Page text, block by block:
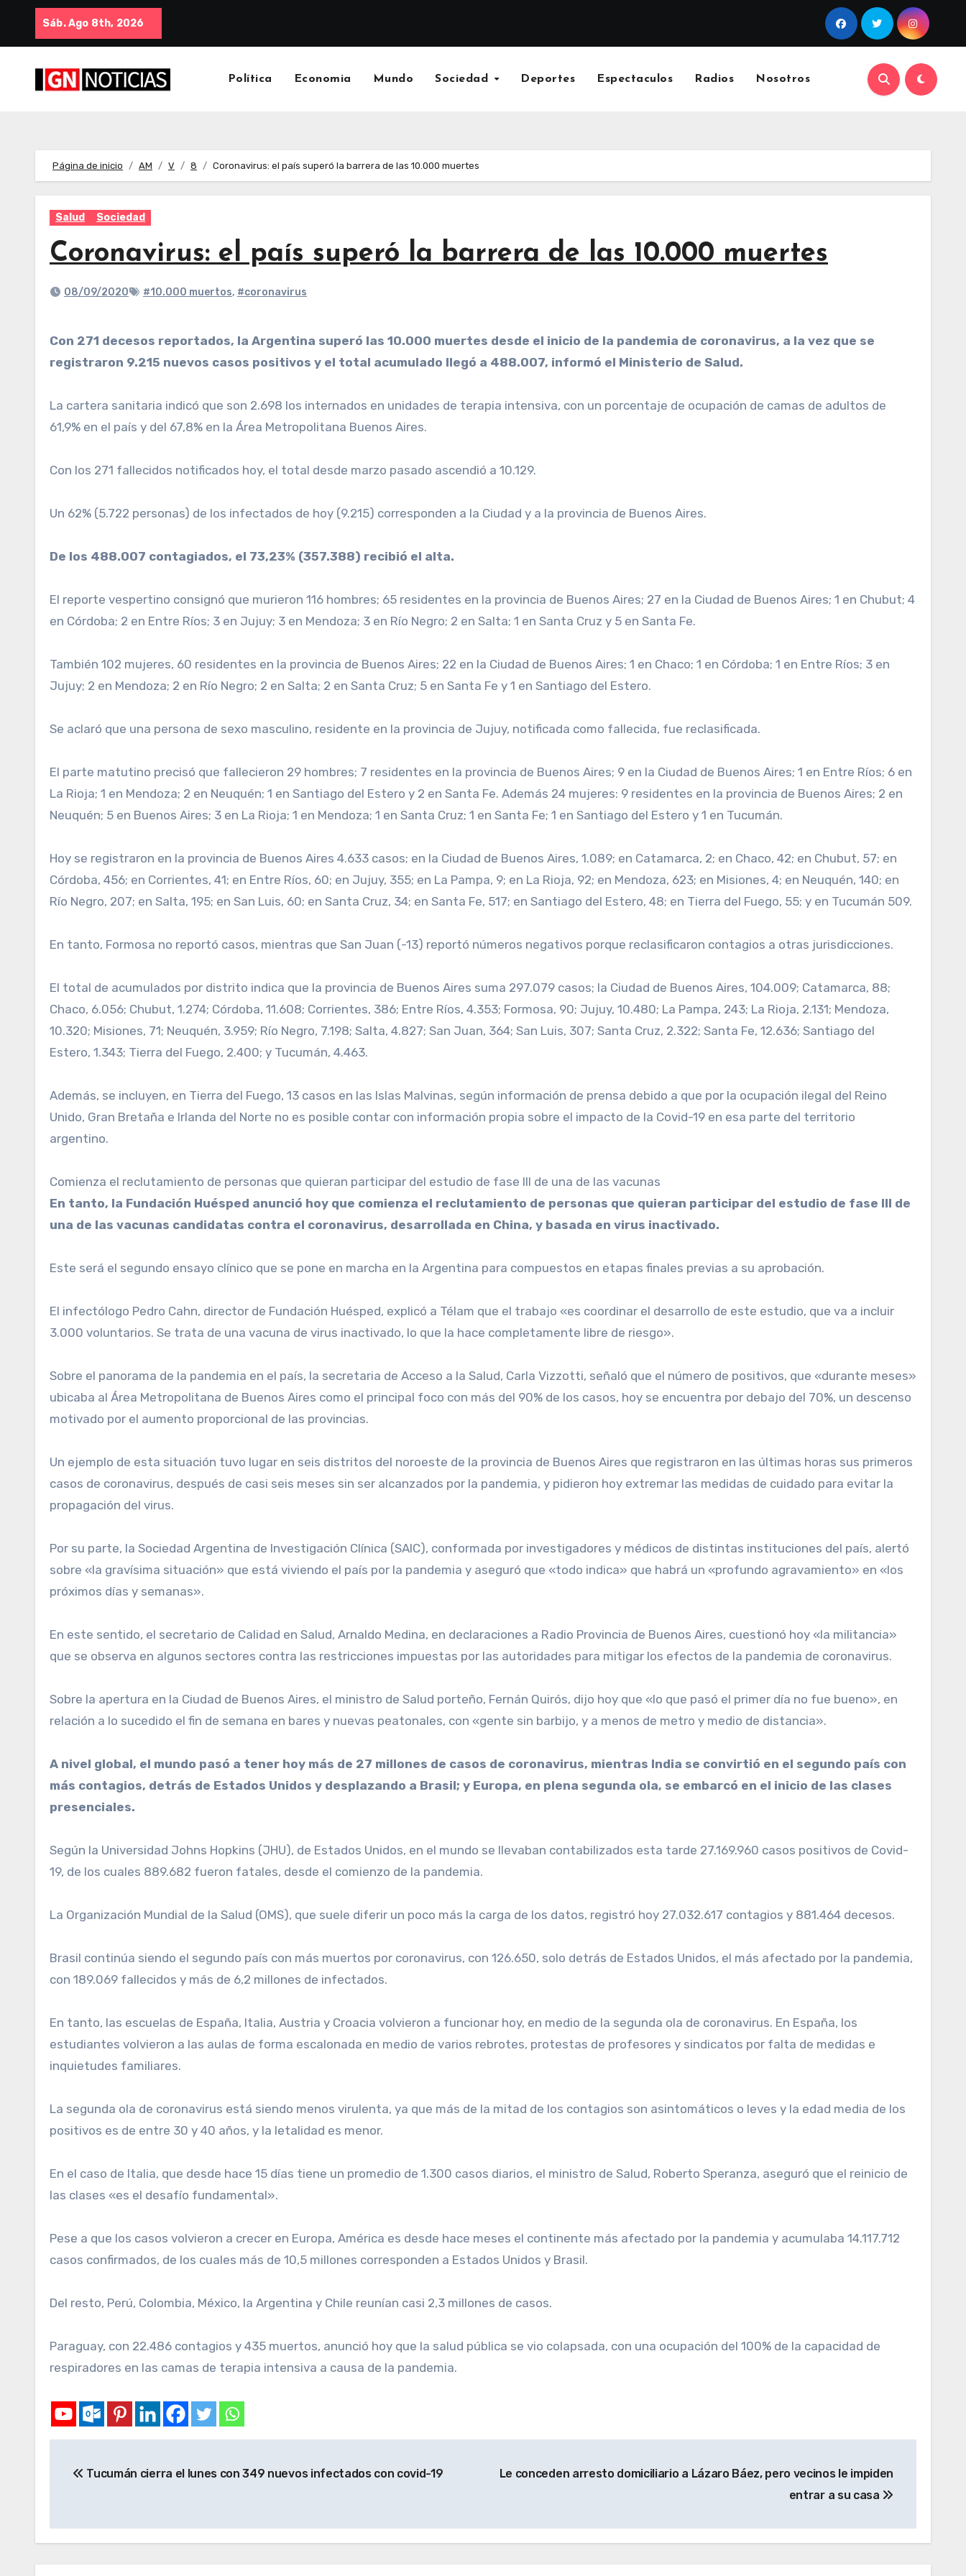
Sáb. Ago 8th, 2026
Política Economia Mundo Sociedad Deportes Espectaculos Radios Nosotros
Página de inicio AM V 8 Coronavirus: el país superó la barrera de las 10.000 muertes
Salud Sociedad
Coronavirus: el país superó la barrera de las 10.000 muertes
08/09/2020 #10.000 muertos, #coronavirus
Con 271 decesos reportados, la Argentina superó las 10.000 muertes desde el inicio de la pandemia de coronavirus, a la vez que se
registraron 9.215 nuevos casos positivos y el total acumulado llegó a 488.007, informó el Ministerio de Salud.
La cartera sanitaria indicó que son 2.698 los internados en unidades de terapia intensiva, con un porcentaje de ocupación de camas de adultos de
61,9% en el país y del 67,8% en la Área Metropolitana Buenos Aires.
Con los 271 fallecidos notificados hoy, el total desde marzo pasado ascendió a 10.129.
Un 62% (5.722 personas) de los infectados de hoy (9.215) corresponden a la Ciudad y a la provincia de Buenos Aires.
De los 488.007 contagiados, el 73,23% (357.388) recibió el alta.
El reporte vespertino consignó que murieron 116 hombres; 65 residentes en la provincia de Buenos Aires; 27 en la Ciudad de Buenos Aires; 1 en Chubut; 4
en Córdoba; 2 en Entre Ríos; 3 en Jujuy; 3 en Mendoza; 3 en Río Negro; 2 en Salta; 1 en Santa Cruz y 5 en Santa Fe.
También 102 mujeres, 60 residentes en la provincia de Buenos Aires; 22 en la Ciudad de Buenos Aires; 1 en Chaco; 1 en Córdoba; 1 en Entre Ríos; 3 en
Jujuy; 2 en Mendoza; 2 en Río Negro; 2 en Salta; 2 en Santa Cruz; 5 en Santa Fe y 1 en Santiago del Estero.
Se aclaró que una persona de sexo masculino, residente en la provincia de Jujuy, notificada como fallecida, fue reclasificada.
El parte matutino precisó que fallecieron 29 hombres; 7 residentes en la provincia de Buenos Aires; 9 en la Ciudad de Buenos Aires; 1 en Entre Ríos; 6 en
La Rioja; 1 en Mendoza; 2 en Neuquén; 1 en Santiago del Estero y 2 en Santa Fe. Además 24 mujeres: 9 residentes en la provincia de Buenos Aires; 2 en
Neuquén; 5 en Buenos Aires; 3 en La Rioja; 1 en Mendoza; 1 en Santa Cruz; 1 en Santa Fe; 1 en Santiago del Estero y 1 en Tucumán.
Hoy se registraron en la provincia de Buenos Aires 4.633 casos; en la Ciudad de Buenos Aires, 1.089; en Catamarca, 2; en Chaco, 42; en Chubut, 57; en
Córdoba, 456; en Corrientes, 41; en Entre Ríos, 60; en Jujuy, 355; en La Pampa, 9; en La Rioja, 92; en Mendoza, 623; en Misiones, 4; en Neuquén, 140; en
Río Negro, 207; en Salta, 195; en San Luis, 60; en Santa Cruz, 34; en Santa Fe, 517; en Santiago del Estero, 48; en Tierra del Fuego, 55; y en Tucumán 509.
En tanto, Formosa no reportó casos, mientras que San Juan (-13) reportó números negativos porque reclasificaron contagios a otras jurisdicciones.
El total de acumulados por distrito indica que la provincia de Buenos Aires suma 297.079 casos; la Ciudad de Buenos Aires, 104.009; Catamarca, 88;
Chaco, 6.056; Chubut, 1.274; Córdoba, 11.608; Corrientes, 386; Entre Ríos, 4.353; Formosa, 90; Jujuy, 10.480; La Pampa, 243; La Rioja, 2.131; Mendoza,
10.320; Misiones, 71; Neuquén, 3.959; Río Negro, 7.198; Salta, 4.827; San Juan, 364; San Luis, 307; Santa Cruz, 2.322; Santa Fe, 12.636; Santiago del
Estero, 1.343; Tierra del Fuego, 2.400; y Tucumán, 4.463.
Además, se incluyen, en Tierra del Fuego, 13 casos en las Islas Malvinas, según información de prensa debido a que por la ocupación ilegal del Reino
Unido, Gran Bretaña e Irlanda del Norte no es posible contar con información propia sobre el impacto de la Covid-19 en esa parte del territorio
argentino.
Comienza el reclutamiento de personas que quieran participar del estudio de fase III de una de las vacunas
En tanto, la Fundación Huésped anunció hoy que comienza el reclutamiento de personas que quieran participar del estudio de fase III de
una de las vacunas candidatas contra el coronavirus, desarrollada en China, y basada en virus inactivado.
Este será el segundo ensayo clínico que se pone en marcha en la Argentina para compuestos en etapas finales previas a su aprobación.
El infectólogo Pedro Cahn, director de Fundación Huésped, explicó a Télam que el trabajo «es coordinar el desarrollo de este estudio, que va a incluir
3.000 voluntarios. Se trata de una vacuna de virus inactivado, lo que la hace completamente libre de riesgo».
Sobre el panorama de la pandemia en el país, la secretaria de Acceso a la Salud, Carla Vizzotti, señaló que el número de positivos, que «durante meses»
ubicaba al Área Metropolitana de Buenos Aires como el principal foco con más del 90% de los casos, hoy se encuentra por debajo del 70%, un descenso
motivado por el aumento proporcional de las provincias.
Un ejemplo de esta situación tuvo lugar en seis distritos del noroeste de la provincia de Buenos Aires que registraron en las últimas horas sus primeros
casos de coronavirus, después de casi seis meses sin ser alcanzados por la pandemia, y pidieron hoy extremar las medidas de cuidado para evitar la
propagación del virus.
Por su parte, la Sociedad Argentina de Investigación Clínica (SAIC), conformada por investigadores y médicos de distintas instituciones del país, alertó
sobre «la gravísima situación» que está viviendo el país por la pandemia y aseguró que «todo indica» que habrá un «profundo agravamiento» en «los
próximos días y semanas».
En este sentido, el secretario de Calidad en Salud, Arnaldo Medina, en declaraciones a Radio Provincia de Buenos Aires, cuestionó hoy «la militancia»
que se observa en algunos sectores contra las restricciones impuestas por las autoridades para mitigar los efectos de la pandemia de coronavirus.
Sobre la apertura en la Ciudad de Buenos Aires, el ministro de Salud porteño, Fernán Quirós, dijo hoy que «lo que pasó el primer día no fue bueno», en
relación a lo sucedido el fin de semana en bares y nuevas peatonales, con «gente sin barbijo, y a menos de metro y medio de distancia».
A nivel global, el mundo pasó a tener hoy más de 27 millones de casos de coronavirus, mientras India se convirtió en el segundo país con
más contagios, detrás de Estados Unidos y desplazando a Brasil; y Europa, en plena segunda ola, se embarcó en el inicio de las clases
presenciales.
Según la Universidad Johns Hopkins (JHU), de Estados Unidos, en el mundo se llevaban contabilizados esta tarde 27.169.960 casos positivos de Covid-
19, de los cuales 889.682 fueron fatales, desde el comienzo de la pandemia.
La Organización Mundial de la Salud (OMS), que suele diferir un poco más la carga de los datos, registró hoy 27.032.617 contagios y 881.464 decesos.
Brasil continúa siendo el segundo país con más muertos por coronavirus, con 126.650, solo detrás de Estados Unidos, el más afectado por la pandemia,
con 189.069 fallecidos y más de 6,2 millones de infectados.
En tanto, las escuelas de España, Italia, Austria y Croacia volvieron a funcionar hoy, en medio de la segunda ola de coronavirus. En España, los
estudiantes volvieron a las aulas de forma escalonada en medio de varios rebrotes, protestas de profesores y sindicatos por falta de medidas e
inquietudes familiares.
La segunda ola de coronavirus está siendo menos virulenta, ya que más de la mitad de los contagios son asintomáticos o leves y la edad media de los
positivos es de entre 30 y 40 años, y la letalidad es menor.
En el caso de Italia, que desde hace 15 días tiene un promedio de 1.300 casos diarios, el ministro de Salud, Roberto Speranza, aseguró que el reinicio de
las clases «es el desafío fundamental».
Pese a que los casos volvieron a crecer en Europa, América es desde hace meses el continente más afectado por la pandemia y acumulaba 14.117.712
casos confirmados, de los cuales más de 10,5 millones corresponden a Estados Unidos y Brasil.
Del resto, Perú, Colombia, México, la Argentina y Chile reunían casi 2,3 millones de casos.
Paraguay, con 22.486 contagios y 435 muertos, anunció hoy que la salud pública se vio colapsada, con una ocupación del 100% de la capacidad de
respiradores en las camas de terapia intensiva a causa de la pandemia.
Tucumán cierra el lunes con 349 nuevos infectados con covid-19
Le conceden arresto domiciliario a Lázaro Báez, pero vecinos le impiden
entrar a su casa